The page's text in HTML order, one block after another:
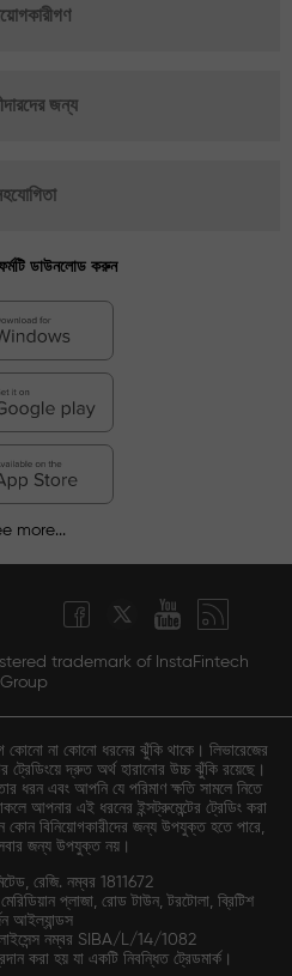
জন্য
ডাউনলোড করুন
more...
trademark of InstaFintech
Group
কোনো না কোনো ধরনের ঝুঁকি থাকে। লিভারেজের
ট্রেডিংয়ে দ্রুত অর্থ হারানোর উচ্চ ঝুঁকি রয়েছে।
ধরন এবং আপনি যে পরিমাণ ক্ষতি সামলে নিতে
আপনার এই ধরনের ইন্সট্রুমেন্টের ট্রেডিং করা
বিনিয়োগকারীদের জন্য উপযুক্ত হতে পারে,
জন্য উপযুক্ত নয়।
রেজি. নম্বর 1811672
প্লাজা, রোড টাউন, টরটোলা, ব্রিটিশ
আইল্যান্ডস
নম্বর SIBA/L/14/1082
করা হয় যা একটি নিবন্ধিত ট্রেডমার্ক।